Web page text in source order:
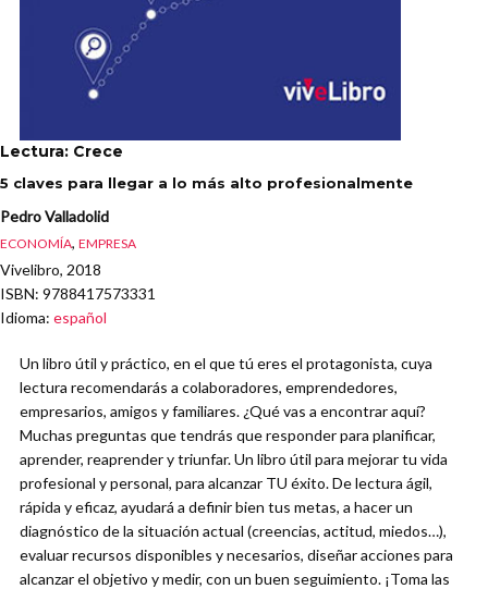
Lectura: Crece
5 claves para llegar a lo más alto profesionalmente
Pedro Valladolid
ECONOMÍA, EMPRESA
Vivelibro, 2018
ISBN: 9788417573331
Idioma: español
Un libro útil y práctico, en el que tú eres el protagonista, cuya
lectura recomendarás a colaboradores, emprendedores,
empresarios, amigos y familiares. ¿Qué vas a encontrar aquí?
Muchas preguntas que tendrás que responder para planificar,
aprender, reaprender y triunfar. Un libro útil para mejorar tu vida
profesional y personal, para alcanzar TU éxito. De lectura ágil,
rápida y eficaz, ayudará a definir bien tus metas, a hacer un
diagnóstico de la situación actual (creencias, actitud, miedos…),
evaluar recursos disponibles y necesarios, diseñar acciones para
alcanzar el objetivo y medir, con un buen seguimiento. ¡Toma las